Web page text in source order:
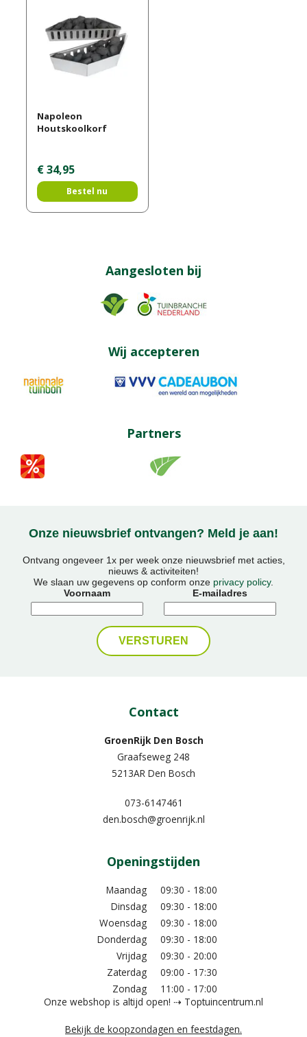
Napoleon
Houtskoolkorf
€ 34,95
Bestel nu
Aangesloten bij
Wij accepteren
Partners
Onze nieuwsbrief ontvangen? Meld je aan!
Ontvang ongeveer 1x per week onze nieuwsbrief met acties,
nieuws & activiteiten!
We slaan uw gegevens op conform onze privacy policy.
Voornaam
E-mailadres
Contact
GroenRijk Den Bosch
Graafseweg 248
5213AR Den Bosch
073-6147461
den.bosch@groenrijk.nl
Openingstijden
Maandag
09:30 - 18:00
Dinsdag
09:30 - 18:00
Woensdag
09:30 - 18:00
Donderdag
09:30 - 18:00
Vrijdag
09:30 - 20:00
Zaterdag
09:00 - 17:30
Zondag
11:00 - 17:00
Onze webshop is altijd open! ⇢ Toptuincentrum.nl
Bekijk de koopzondagen en feestdagen.